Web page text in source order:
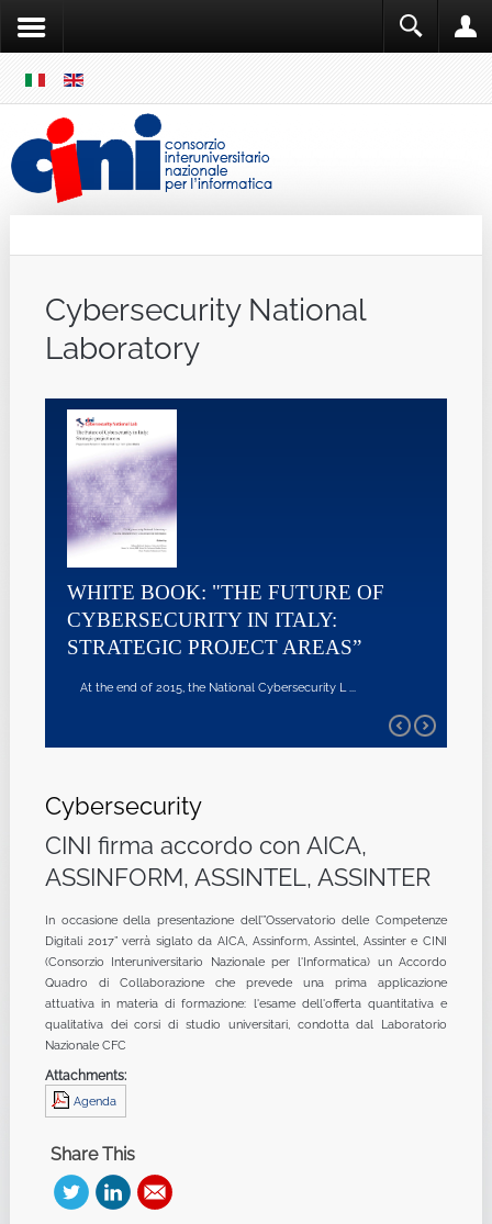
MENU
Cybersecurity National
Laboratory
WHITE BOOK: "THE FUTURE OF
CYBERSECURITY IN ITALY:
STRATEGIC PROJECT AREAS”
At the end of 2015, the National Cybersecurity L ...
Cybersecurity
CINI firma accordo con AICA,
ASSINFORM, ASSINTEL, ASSINTER
In occasione della presentazione dell’”Osservatorio delle Competenze
Digitali 2017” verrà siglato da AICA, Assinform, Assintel, Assinter e CINI
(Consorzio Interuniversitario Nazionale per l'Informatica) un Accordo
Quadro di Collaborazione che prevede una prima applicazione
attuativa in materia di formazione: l'esame dell'offerta quantitativa e
qualitativa dei corsi di studio universitari, condotta dal Laboratorio
Nazionale CFC
Attachments:
Agenda
Share This